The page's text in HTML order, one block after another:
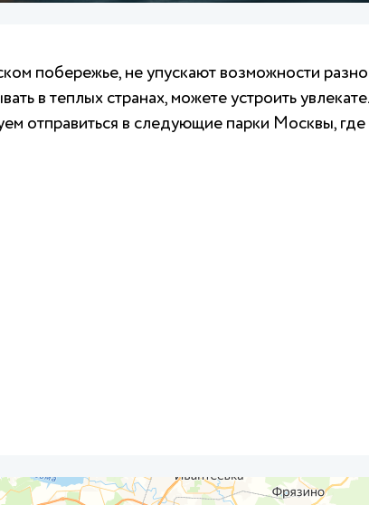
побережье, не упускают возможности
в теплых странах, можете устроить
отправиться в следующие парки Москвы,